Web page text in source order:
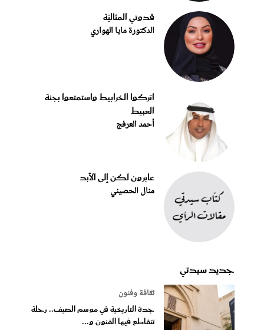
قدوتي المثاليّة
الدكتورة مايا الهواري
اتركوا الخرابيط واستمتعوا بجنة
العبيط
أحمد العرفج
عابرون لكن إلى الأبد
منال الحصيني
جديد سيدتي
ثقافة وفنون
جدة التاريخية في موسم الصيف.. رحلة
تتقاطع فيها الفنون و...